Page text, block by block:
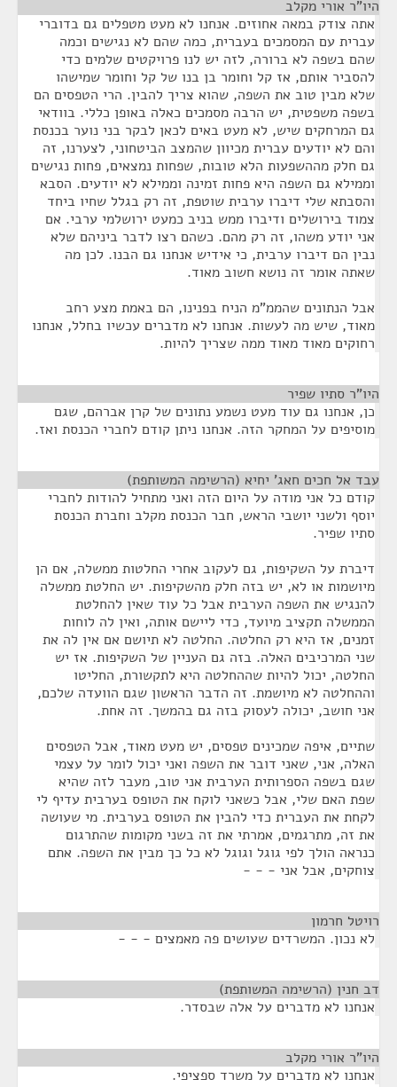
היו"ר אורי מקלב
אתה צודק במאה אחוזים. אנחנו לא מעט מטפלים גם בדוברי
עברית עם המסמכים בעברית, כמה שהם לא נגישים וכמה
שהם בשפה לא ברורה, לזה יש לנו פרויקטים שלמים כדי
להסביר אותם, אז קל וחומר בן בנו של קל וחומר שמישהו
שלא מבין טוב את השפה, שהוא צריך להבין. הרי הטפסים הם
בשפה משפטית, יש הרבה מסמכים כאלה באופן כללי. בוודאי
גם המרחקים שיש, לא מעט באים לכאן לבקר בני נוער בכנסת
והם לא יודעים עברית מכיוון שהמצב הביטחוני, לצערנו, זה
גם חלק מההשפעות הלא טובות, שפחות נמצאים, פחות נגישים
וממילא גם השפה היא פחות זמינה וממילא לא יודעים. הסבא
והסבתא שלי דיברו ערבית שוטפת, זה רק בגלל שחיו ביחד
צמוד בירושלים ודיברו ממש בניב כמעט ירושלמי ערבי. אם
אני יודע משהו, זה רק מהם. כשהם רצו לדבר ביניהם שלא
נבין הם דיברו ערבית, כי אידיש אנחנו גם הבנו. לכן מה
שאתה אומר זה נושא חשוב מאוד.
אבל הנתונים שהממ"מ הניח בפנינו, הם באמת מצע רחב
מאוד, שיש מה לעשות. אנחנו לא מדברים עכשיו בחלל, אנחנו
רחוקים מאוד מאוד ממה שצריך להיות.
היו"ר סתיו שפיר
כן, אנחנו גם עוד מעט נשמע נתונים של קרן אברהם, שגם
מוסיפים על המחקר הזה. אנחנו ניתן קודם לחברי הכנסת ואז.
עבד אל חכים חאג' יחיא (הרשימה המשותפת)
קודם כל אני מודה על היום הזה ואני מתחיל להודות לחברי
יוסף ולשני יושבי הראש, חבר הכנסת מקלב וחברת הכנסת
סתיו שפיר.
דיברת על השקיפות, גם לעקוב אחרי החלטות ממשלה, אם הן
מיושמות או לא, יש בזה חלק מהשקיפות. יש החלטת ממשלה
להנגיש את השפה הערבית אבל כל עוד שאין להחלטת
הממשלה תקציב מיועד, כדי ליישם אותה, ואין לה לוחות
זמנים, אז היא רק החלטה. החלטה לא תיושם אם אין לה את
שני המרכיבים האלה. בזה גם העניין של השקיפות. אז יש
החלטה, יכול להיות שההחלטה היא לתקשורת, החליטו
וההחלטה לא מיושמת. זה הדבר הראשון שגם הוועדה שלכם,
אני חושב, יכולה לעסוק בזה גם בהמשך. זה אחת.
שתיים, איפה שמכינים טפסים, יש מעט מאוד, אבל הטפסים
האלה, אני, שאני דובר את השפה ואני יכול לומר על עצמי
שגם בשפה הספרותית הערבית אני טוב, מעבר לזה שהיא
שפת האם שלי, אבל כשאני לוקח את הטופס בערבית עדיף לי
לקחת את העברית כדי להבין את הטופס בערבית. מי שעושה
את זה, מתרגמים, אמרתי את זה בשני מקומות שהתרגום
כנראה הולך לפי גוגל וגוגל לא כל כך מבין את השפה. אתם
צוחקים, אבל אני - - -
רויטל חרמון
לא נכון. המשרדים שעושים פה מאמצים - - -
דב חנין (הרשימה המשותפת)
אנחנו לא מדברים על אלה שבסדר.
היו"ר אורי מקלב
אנחנו לא מדברים על משרד ספציפי.